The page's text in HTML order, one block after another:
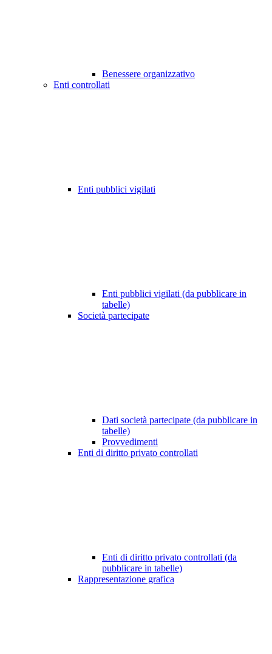
Benessere organizzativo
Enti controllati
Enti pubblici vigilati
Enti pubblici vigilati (da pubblicare in
tabelle)
Società partecipate
Dati società partecipate (da pubblicare in
tabelle)
Provvedimenti
Enti di diritto privato controllati
Enti di diritto privato controllati (da
pubblicare in tabelle)
Rappresentazione grafica